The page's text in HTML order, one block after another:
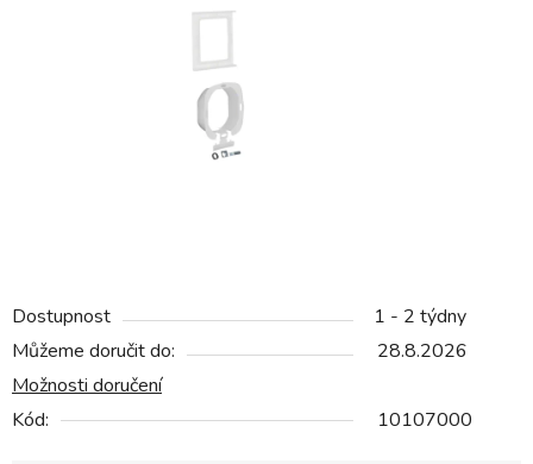
Dostupnost
1 - 2 týdny
Můžeme doručit do:
28.8.2026
Možnosti doručení
Kód:
10107000